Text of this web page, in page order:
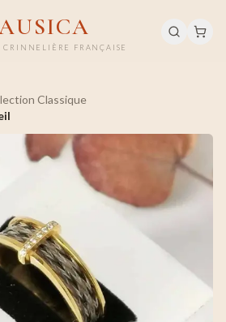
CRINNELIÈRE FRANÇAISE
Classique